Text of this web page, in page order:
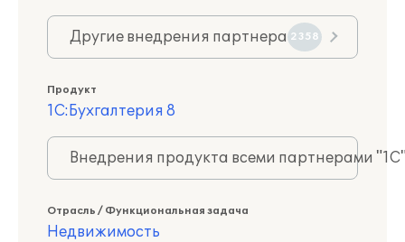
Другие внедрения партнера 2358
Продукт
1С:Бухгалтерия 8
Внедрения продукта всеми партнерами
Отрасль / Функциональная задача
Недвижимость